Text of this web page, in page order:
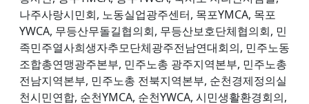
나주사랑시민회, 노동실업광주센터, 목포YMCA, 목포
YWCA, 무등산무돌길협의회, 무등산보호단체협의회, 민
족민주열사희생자추모단체광주전남연대회의, 민주노동
조합총연맹광주본부, 민주노총 광주지역본부, 민주노총
전남지역본부, 민주노총 전북지역본부, 순천경제정의실
천시민연합, 순천YMCA, 순천YWCA, 시민생활환경회의,